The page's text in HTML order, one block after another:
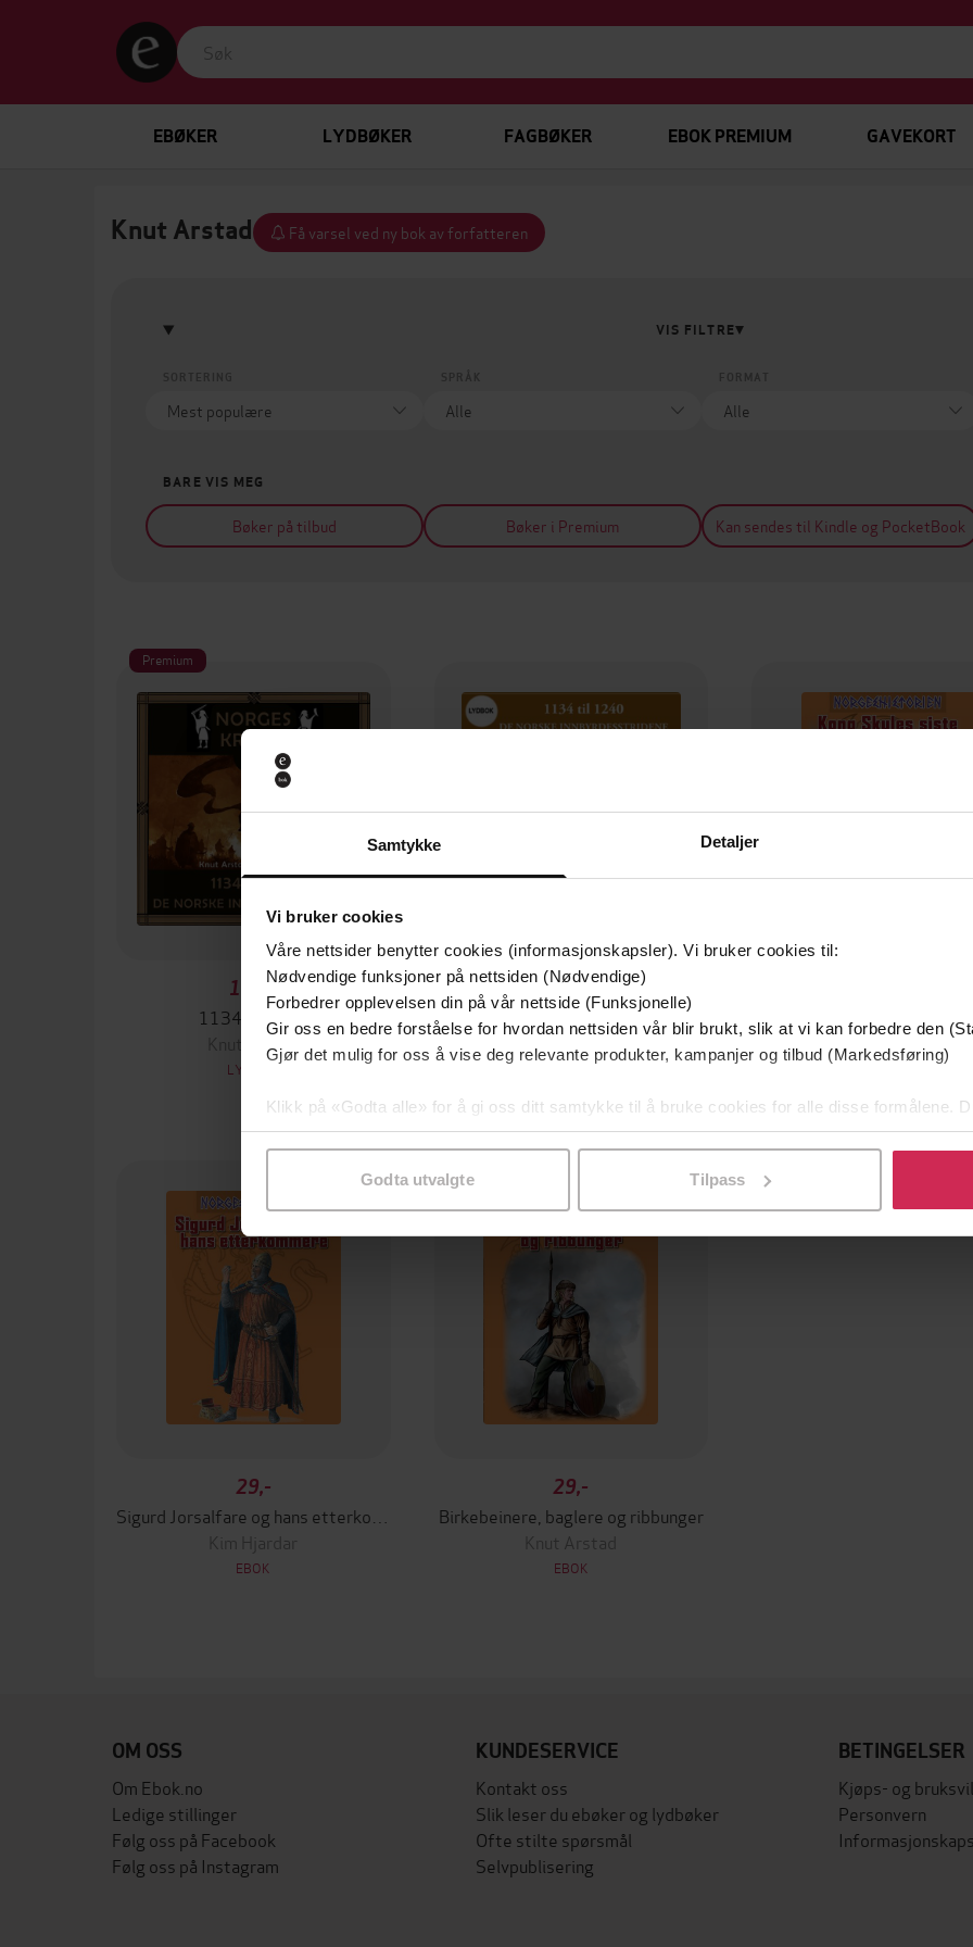
Samtykke Detaljer
Vi bruker cookies
Våre nettsider benytter cookies (informasjonskapsler). Vi bruker cookies til:
Nødvendige funksjoner på nettsiden (Nødvendige)
Forbedrer opplevelsen din på vår nettside (Funksjonelle)
Gir oss en bedre forståelse for hvordan nettsiden vår blir brukt, slik at vi kan forbedre den
Gjør det mulig for oss å vise deg relevante produkter, kampanjer og tilbud (Markedsføring)
Klikk på «Godta alle» for å gi oss ditt samtykke til å bruke cookies for alle disse formålene.
samtykke til spesifikke formål ved å klikke på «Tilpass». Du kan når som helst trekke
Godta utvalgte Tilpass
EBØKER LYDBØKER FAGBØKER EBOK PREMIUM GAVEKORT
Knut Arstad Få varsel ved ny bok av forfatteren
VIS FILTRE
BARE VIS MEG
Bøker på tilbud Bøker i Premium Kan sendes til Kindle og PocketBook
Premium
149,-
1134 til 1240
Knut Arstad
LYDBOK
149,-
1134 til 1240
Knut Arstad
LYDBOK
Kong Skules siste
Knut Arstad
29,-
Kim Hjardar
EBOK
29,-
Birkebeinere, baglere og ribbunger
Knut Arstad
EBOK
OM OSS
Om Ebok.no
Ledige stillinger
Følg oss på Facebook
Følg oss på Instagram
KUNDESERVICE
Kontakt oss
Slik leser du ebøker og lydbøker
Ofte stilte spørsmål
Selvpublisering
BETINGELSER
Kjøps- og
Personvern